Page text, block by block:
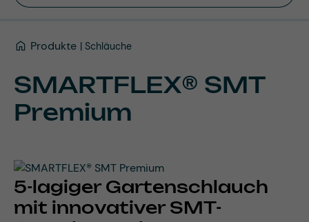
Produkte Schläuche
SMARTFLEX® SMT
Premium
5-lagiger Gartenschlauch
mit innovativer SMT-